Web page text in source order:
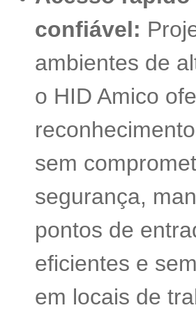
confiável:
ambientes de
o HID Amico
sem
segurança,
pontos de
eficientes e
em locais de